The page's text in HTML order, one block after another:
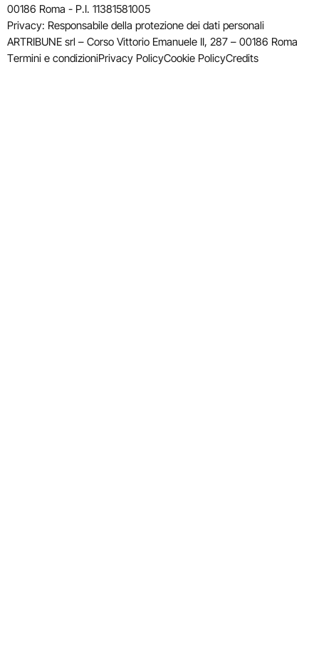
00186 Roma - P.I. 11381581005
Privacy: Responsabile della protezione dei dati personali
ARTRIBUNE srl – Corso Vittorio Emanuele II, 287 – 00186 Roma
Termini e condizioniPrivacy PolicyCookie PolicyCredits